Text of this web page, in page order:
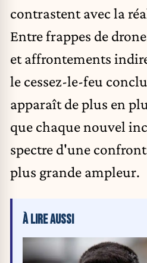
contrastent avec la
Entre frappes de
et affrontements
le cessez-le-feu
apparaît de plus en
que chaque nouvel
spectre d'une
plus grande ampleur.
À LIRE AUSSI